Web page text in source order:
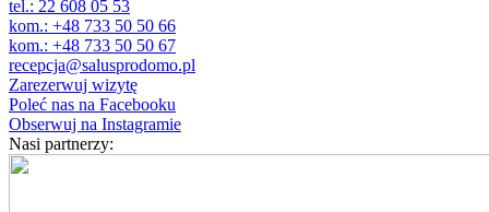
tel.: 22 608 05 53
kom.: +48 733 50 50 66
kom.: +48 733 50 50 67
recepcja@salusprodomo.pl
Zarezerwuj wizytę
Poleć nas na Facebooku
Obserwuj na Instagramie
Nasi partnerzy: